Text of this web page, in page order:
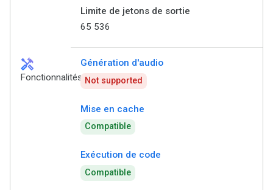
Limite de jetons de sortie
65 536
handyman
Fonctionnalités
Génération d'audio
Not supported
Mise en cache
Compatible
Exécution de code
Compatible